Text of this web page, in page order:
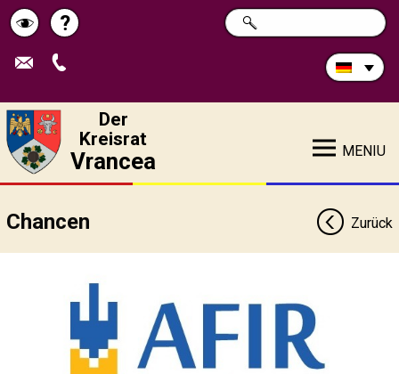
Schimbă
contrastul
Pagina
de
?
Durchsuchen
Sie
SUCHE
Der
Kreisrat
Vrancea MENIU
Chancen Zurück